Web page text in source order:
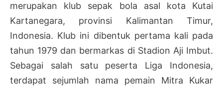
merupakan klub sepak bola asal kota Kutai
Kartanegara, provinsi Kalimantan Timur,
Indonesia. Klub ini dibentuk pertama kali pada
tahun 1979 dan bermarkas di Stadion Aji Imbut.
Sebagai salah satu peserta Liga Indonesia,
terdapat sejumlah nama pemain Mitra Kukar